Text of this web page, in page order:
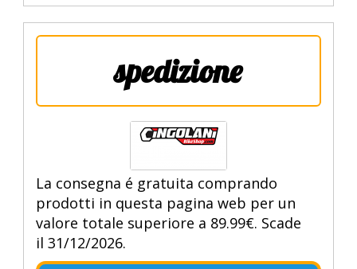
spedizione
La consegna é gratuita comprando
prodotti in questa pagina web per un
valore totale superiore a 89.99€. Scade
il 31/12/2026.